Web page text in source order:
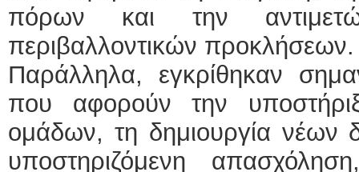
πόρων και την
περιβαλλοντικών προκλήσεων.
Παράλληλα, εγκρίθηκαν
που αφορούν την
ομάδων, τη δημιουργία νέων
υποστηριζόμενη